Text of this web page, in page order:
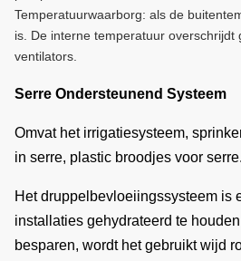
Temperatuurwaarborg: als de
is. De interne temperatuur overschrijdt
ventilators.
Serre Ondersteunend Systeem
Omvat het irrigatiesysteem,
in serre, plastic broodjes voor serre.
Het druppelbevloeiingssysteem is
installaties gehydrateerd te
besparen, wordt het gebruikt wijd